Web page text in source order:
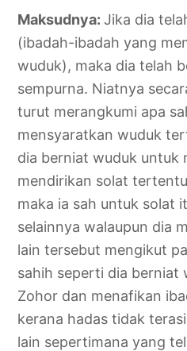
Maksudnya:Jika dia
(ibadah-ibadah yang
wuduk), maka dia telah
sempurna. Niatnya
turut merangkumi apa
mensyaratkan wuduk
dia berniat wuduk untuk
mendirikan solat
maka ia sah untuk solat
selainnya walaupun dia
lain tersebut mengikut
sahih seperti dia berniat
Zohor dan menafikan
kerana hadas tidak
lain sepertimana yang